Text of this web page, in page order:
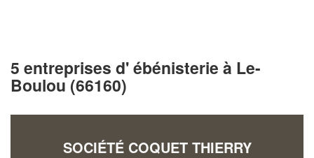
5 entreprises d' ébénisterie à Le-
Boulou (66160)
SOCIÉTÉ COQUET THIERRY